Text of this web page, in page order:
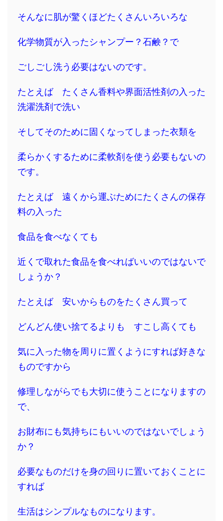
そんなに肌が驚くほどたくさんいろいろな
化学物質が入ったシャンプー？石鹸？で
ごしごし洗う必要はないのです。
たとえば たくさん香料や界面活性剤の入った
洗濯洗剤で洗い
そしてそのために固くなってしまった衣類を
柔らかくするために柔軟剤を使う必要もないの
です。
たとえば 遠くから運ぶためにたくさんの保存
料の入った
食品を食べなくても
近くで取れた食品を食べればいいのではないで
しょうか？
たとえば 安いからものをたくさん買って
どんどん使い捨てるよりも すこし高くても
気に入った物を周りに置くようにすれば好きな
ものですから
修理しながらでも大切に使うことになりますの
で、
お財布にも気持ちにもいいのではないでしょう
か？
必要なものだけを身の回りに置いておくことに
すれば
生活はシンプルなものになります。